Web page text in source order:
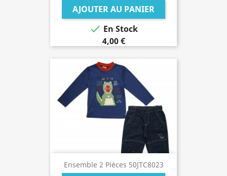
AJOUTER AU PANIER
 En Stock
4,00 €
Ensemble 2 Pièces 50JTC8023